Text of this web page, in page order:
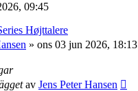
09:45
Højttalere
» ons 03 jun 2026, 18:13
av Jens Peter Hansen